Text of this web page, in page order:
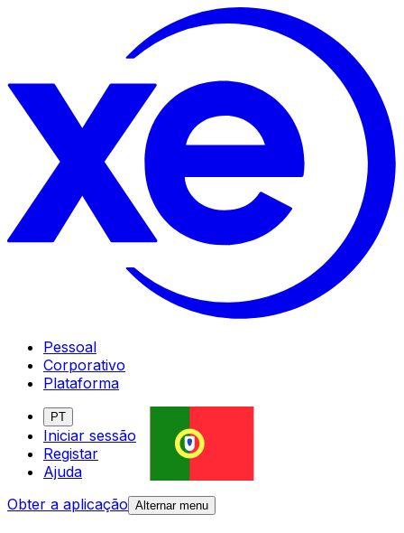
Pessoal
Corporativo
Plataforma
PT
Iniciar sessão
Registar
Ajuda
Obter a aplicação Alternar menu